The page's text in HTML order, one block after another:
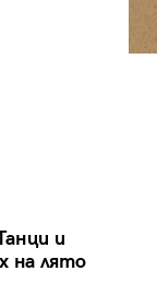
и
на лято